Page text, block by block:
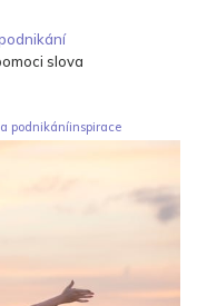
slova
podnikáníinspirace